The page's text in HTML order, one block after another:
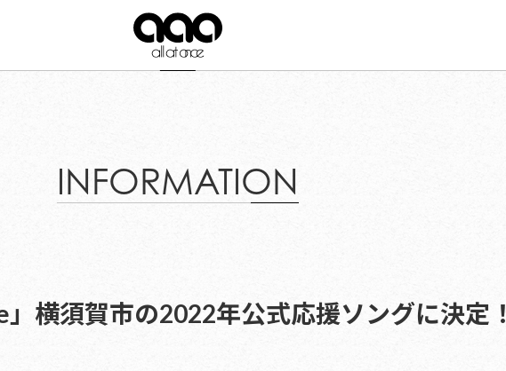
INFORMATION
横須賀市の2022年公式応援ソングに決定！